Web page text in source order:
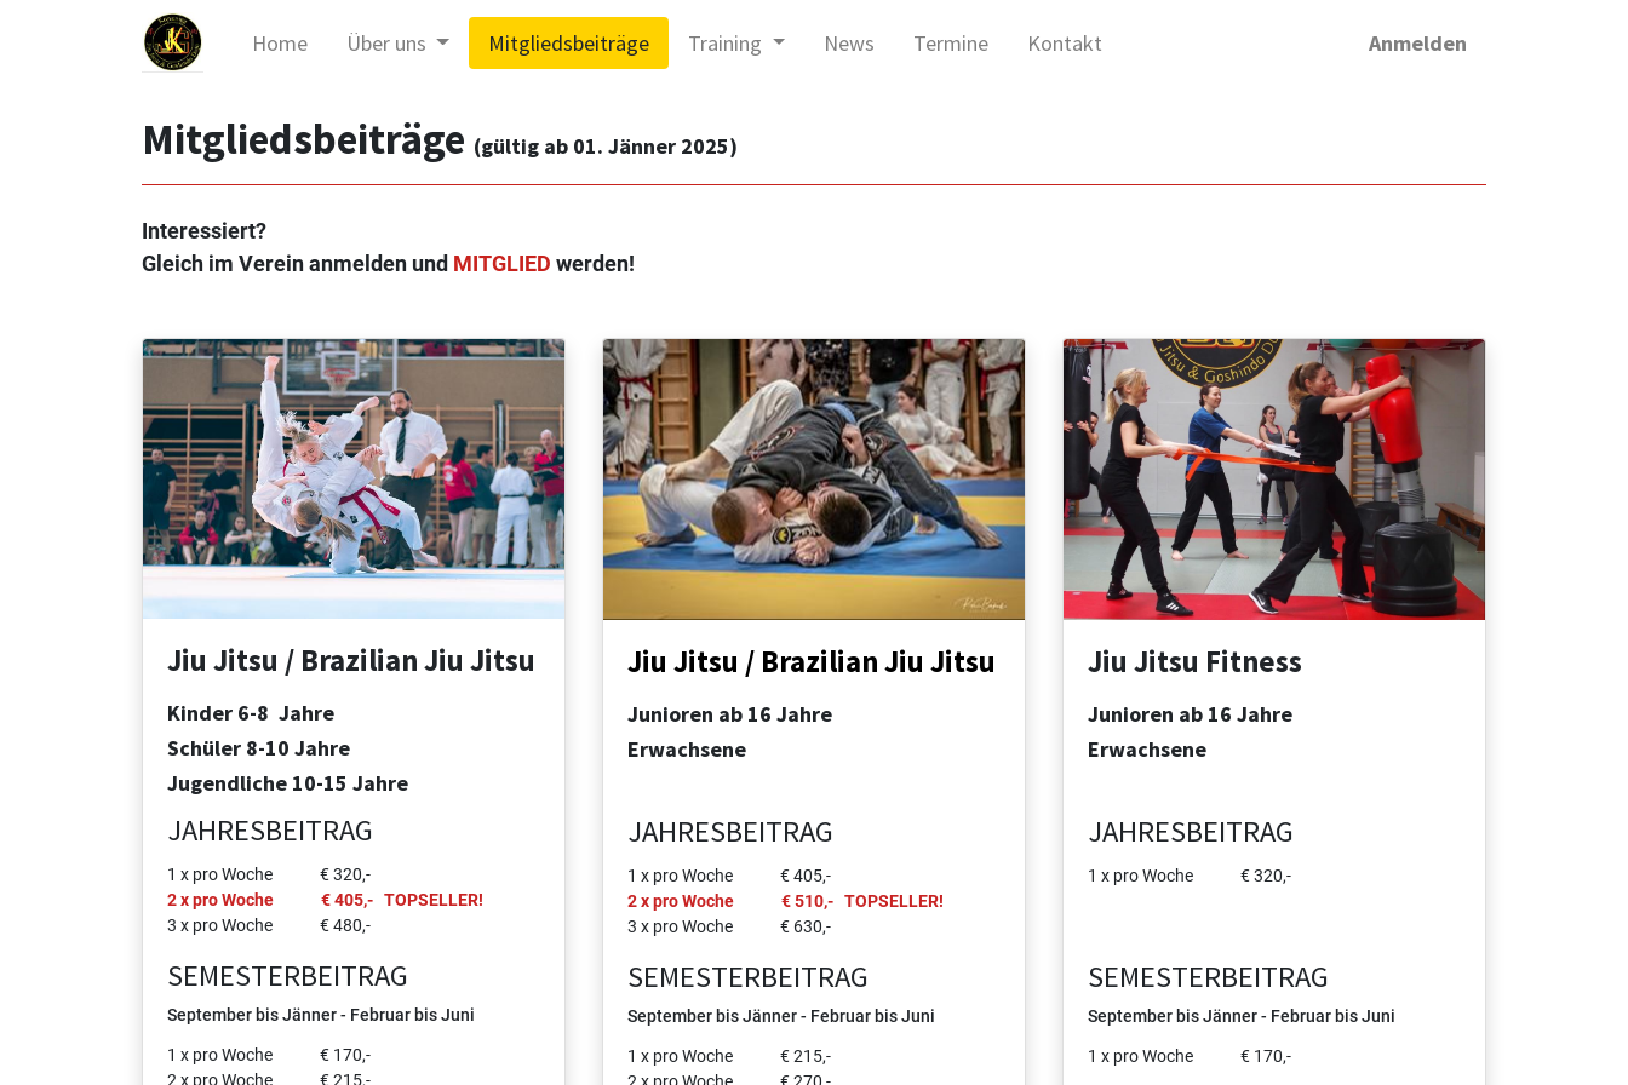
Home Über uns Mitgliedsbeiträge Training News Termine Kontakt Anmelden
Mitgliedsbeiträge (gültig ab 01. Jänner 2025)
Interessiert?
Gleich im Verein anmelden und MITGLIED werden!
Jiu Jitsu / Brazilian Jiu Jitsu
Kinder 6-8 Jahre
Schüler 8-10 Jahre
Jugendliche 10-15 Jahre
JAHRESBEITRAG
1 x pro Woche € 320,-
2 x pro Woche € 405,- TOPSELLER!
3 x pro Woche € 480,-
SEMESTERBEITRAG
September bis Jänner - Februar bis Juni
1 x pro Woche € 170,-
2 x pro Woche € 215,-
Jiu Jitsu / Brazilian Jiu Jitsu
Junioren ab 16 Jahre
Erwachsene
JAHRESBEITRAG
1 x pro Woche € 405,-
2 x pro Woche € 510,- TOPSELLER!
3 x pro Woche € 630,-
SEMESTERBEITRAG
September bis Jänner - Februar bis Juni
1 x pro Woche € 215,-
2 x pro Woche € 270,-
Jiu Jitsu Fitness
Junioren ab 16 Jahre
Erwachsene
JAHRESBEITRAG
1 x pro Woche € 320,-
SEMESTERBEITRAG
September bis Jänner - Februar bis Juni
1 x pro Woche € 170,-